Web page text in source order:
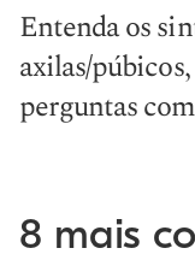
Entenda os
axilas/
perguntas
8 mais